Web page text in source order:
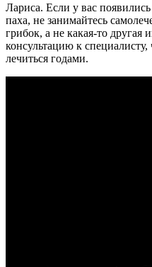
Лариса. Если у вас
паха, не занимайтесь
грибок, а не какая-то другая
консультацию к
лечиться годами.